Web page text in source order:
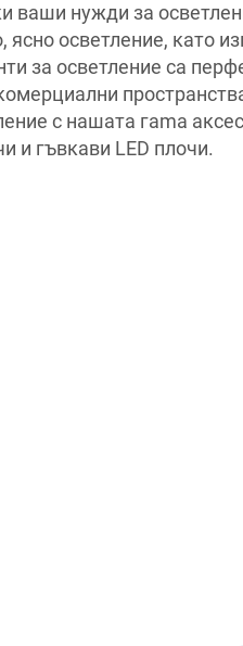
ваши нужди за
ясно осветление, като
за осветление са
с нашата гama
и гъвкави LED плочи.